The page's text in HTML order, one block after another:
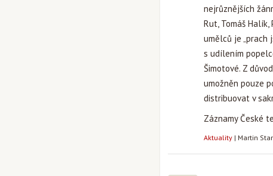
nejrůznějších
Rut, Tomáš
umělců je „prach
s udílením
Šimotové. Z
umožněn pouze
distribuovat v
Záznamy České
Aktuality | Martin